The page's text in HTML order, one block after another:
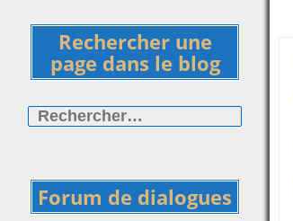
Rechercher une
page dans le blog
Forum de dialogues